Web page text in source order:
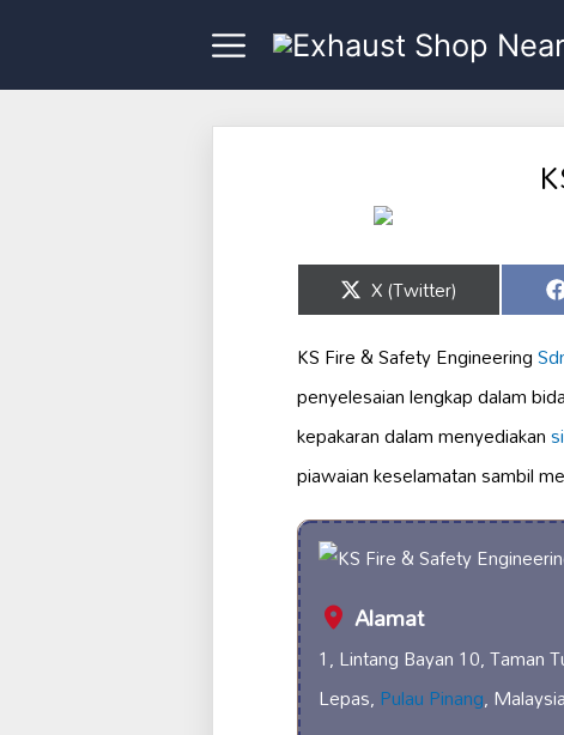
Share
on
X (Twitter)
KS Fire & Safety Engineering
penyelesaian lengkap dalam
kepakaran dalam menyediakan
piawaian keselamatan sambil
Alamat
1, Lintang Bayan 10, Taman
Lepas,Pulau Pinang, Malaysia